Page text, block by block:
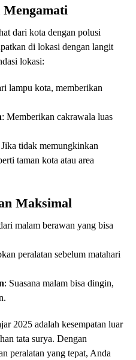
dari kota dengan polusi
di lokasi dengan langit
lokasi:
lampu kota, memberikan
: Memberikan cakrawala luas
Jika tidak memungkinkan
taman kota atau area
Maksimal
malam berawan yang bisa
peralatan sebelum matahari
: Suasana malam bisa dingin,
2025 adalah kesempatan luar
tata surya. Dengan
peralatan yang tepat, Anda